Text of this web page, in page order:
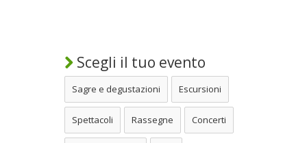
Scegli il tuo evento
Sagre e degustazioni Escursioni
Spettacoli Rassegne Concerti